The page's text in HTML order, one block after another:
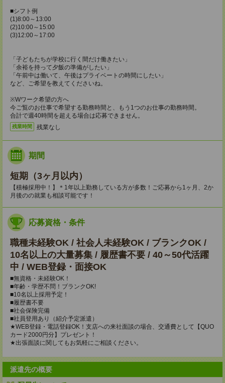
■シフト例
(1)8:00～13:00
(2)10:00～15:00
(3)12:00～17:00
「子どもたちが学校に行く間だけ働きたい」
「余裕を持って夕飯の準備がしたい」
「午前中は働いて、午後はプライベートの時間にしたい」
など、ご希望を教えてくださいね。
※Wワーク希望の方へ
今ご覧のお仕事で希望する勤務時間と、もう1つのお仕事の勤務時間。
合計で週40時間を超える場合は応募できません。
残業時間 残業なし
期間
短期（3ヶ月以内）
【積極採用中！】＊1年以上勤務している方が多数！ご応募から1ヶ月、2か
月後のの就業も相談可能です！
応募資格・条件
職種未経験OK / 社会人未経験OK / ブランクOK /
10名以上の大量募集 / 履歴書不要 / 40～50代活躍
中 / WEB登録・面接OK
■無資格・未経験OK！
■年齢・学歴不問！ブランクOK!
■10名以上採用予定！
■履歴書不要
■社会保険完備
■社員登用あり（紹介予定派遣）
★WEB登録・電話登録OK！支店への来社面談の場合、交通費として【QUO
カード2000円分】プレゼント！
★出張面談に関してもお気軽にご相談ください。
派遣先の概要